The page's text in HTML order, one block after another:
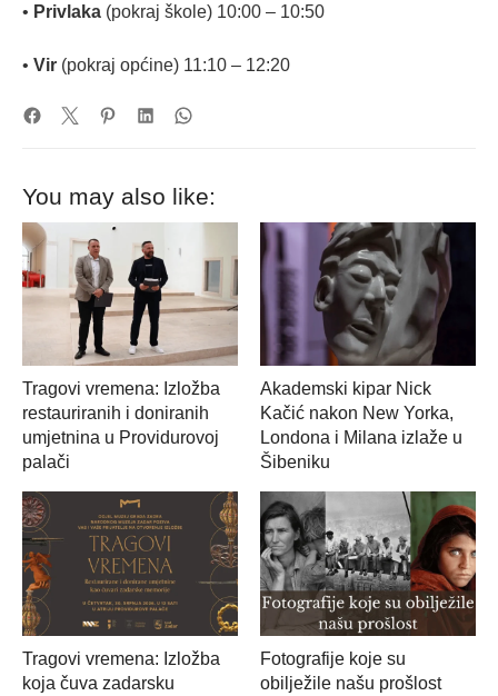
• Privlaka (pokraj škole) 10:00 – 10:50
• Vir (pokraj općine) 11:10 – 12:20
You may also like:
Tragovi vremena: Izložba
restauriranih i doniranih
umjetnina u Providurovoj
palači
Akademski kipar Nick
Kačić nakon New Yorka,
Londona i Milana izlaže u
Šibeniku
Tragovi vremena: Izložba
koja čuva zadarsku
Fotografije koje su
obilježile našu prošlost